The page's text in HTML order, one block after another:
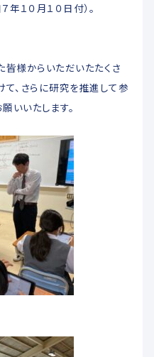
１０月１０日付）。
様からいただいたたくさ
、さらに研究を推進して参
いいたします。